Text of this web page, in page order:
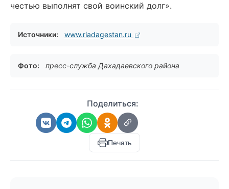
честью выполнят свой воинский долг».
Источники: www.riadagestan.ru
Фото: пресс-служба Дахадаевского района
Поделиться:
Печать